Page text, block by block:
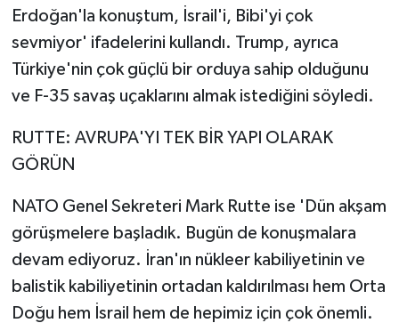
Erdoğan'la konuştum, İsrail'i, Bibi'yi çok
sevmiyor' ifadelerini kullandı. Trump, ayrıca
Türkiye'nin çok güçlü bir orduya sahip olduğunu
ve F-35 savaş uçaklarını almak istediğini söyledi.
RUTTE: AVRUPA'YI TEK BİR YAPI OLARAK
GÖRÜN
NATO Genel Sekreteri Mark Rutte ise 'Dün akşam
görüşmelere başladık. Bugün de konuşmalara
devam ediyoruz. İran'ın nükleer kabiliyetinin ve
balistik kabiliyetinin ortadan kaldırılması hem Orta
Doğu hem İsrail hem de hepimiz için çok önemli.